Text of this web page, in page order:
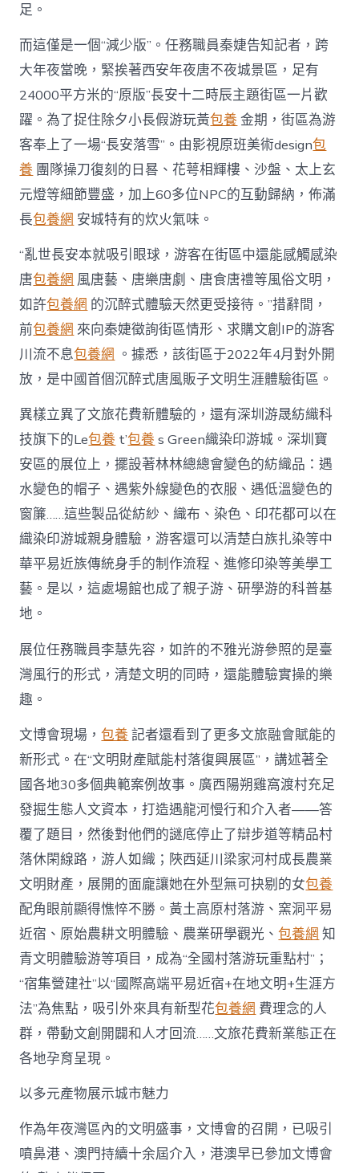
足。
而這僅是一個“減少版”。任務職員秦婕告知記者，跨
大年夜當晚，緊挨著西安年夜唐不夜城景區，足有
24000平方米的“原版”長安十二時辰主題街區一片歡
躍。為了捉住除夕小長假游玩黃包養 金期，街區為游
客奉上了一場“長安落雪”。由影視原班美術design包
養 團隊操刀復刻的日晷、花萼相輝樓、沙盤、太上玄
元燈等細節豐盛，加上60多位NPC的互動歸納，佈滿
長包養網 安城特有的炊火氣味。
“亂世長安本就吸引眼球，游客在街區中還能感觸感染
唐包養網 風唐藝、唐樂唐劇、唐食唐禮等風俗文明，
如許包養網 的沉醉式體驗天然更受接待。”措辭間，
前包養網 來向秦婕徵詢街區情形、求購文創IP的游客
川流不息包養網 。據悉，該街區于2022年4月對外開
放，是中國首個沉醉式唐風販子文明生涯體驗街區。
異樣立異了文旅花費新體驗的，還有深圳游晟紡織科
技旗下的Le包養 t’包養 s Green織染印游城。深圳寶
安區的展位上，擺設著林林總總會變色的紡織品：遇
水變色的帽子、遇紫外線變色的衣服、遇低溫變色的
窗簾……這些製品從紡紗、織布、染色、印花都可以在
織染印游城親身體驗，游客還可以清楚白族扎染等中
華平易近族傳統身手的制作流程、進修印染等美學工
藝。是以，這處場館也成了親子游、研學游的科普基
地。
展位任務職員李慧先容，如許的不雅光游參照的是臺
灣風行的形式，清楚文明的同時，還能體驗實操的樂
趣。
文博會現場，包養 記者還看到了更多文旅融會賦能的
新形式。在“文明財產賦能村落復興展區”，講述著全
國各地30多個典範案例故事。廣西陽朔雞窩渡村充足
發掘生態人文資本，打造遇龍河慢行和介入者——答
覆了題目，然後對他們的謎底停止了辯步道等精品村
落休閑線路，游人如織；陜西延川梁家河村成長農業
文明財產，展開的面龐讓她在外型無可抉剔的女包養
配角眼前顯得憔悴不勝。黃土高原村落游、窯洞平易
近宿、原始農耕文明體驗、農業研學觀光、包養網 知
青文明體驗游等項目，成為“全國村落游玩重點村”；
“宿集營建社”以“國際高端平易近宿+在地文明+生涯方
法”為焦點，吸引外來具有新型花包養網 費理念的人
群，帶動文創開闢和人才回流……文旅花費新業態正在
各地孕育呈現。
以多元產物展示城市魅力
作為年夜灣區內的文明盛事，文博會的召開，已吸引
噴鼻港、澳門持續十余屆介入，港澳早已參加文博會